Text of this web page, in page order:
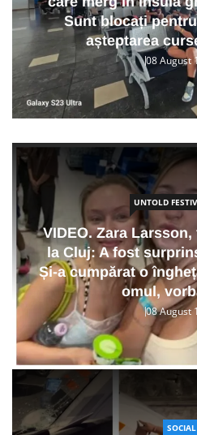
Sunt blocați
așteptarea
08 August
UNTOLD
VIDEO. Zara
la Cluj: A fost
Și-a cumpărat o
omul,
08 August
SOCIAL